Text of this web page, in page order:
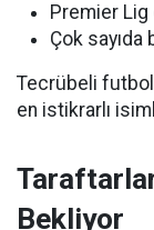
Premier Lig
Çok
Tecrübeli
en istikrarlı
Bekliyor